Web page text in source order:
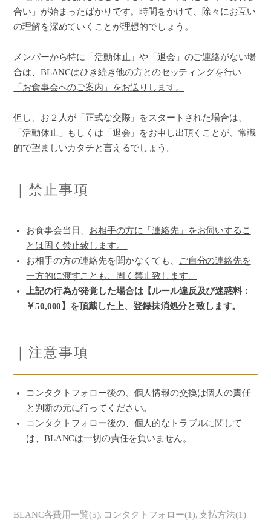
合い」が始まったばかりです。時間をかけて、除々にお互い
の理解を深めていくことが理想的でしょう。
メンバーから特に「活動休止」や「退会」のご連絡がない場
合は、BLANCはひき続き他の方とのセッティングを行い
「お食事会へのご案内」をお送りします。
但し、お２人が「正式な交際」をスタートされた場合は、
「活動休止」もしくは「退会」をお申し出頂くことが、常識
的で望ましいカタチと言えるでしょう。
｜禁止事項
お食事会当日、 お相手の方に「連絡先」をお伺いするこ
とは固く禁止致します。
お相手の方の連絡先を聞かなくても、
ご自分の連絡先を
一方的に渡すことも、固く禁止致します。
上記の行為が発覚した場合は【ルール違反及び迷惑料：
￥50,000】を頂戴した上、登録抹消処分と致します。
｜注意事項
コンタクトフォロー後の、個人情報の交換は個人の責任
と判断の元に行ってください。
コンタクトフォロー後の、個人的なトラブルに関して
は、BLANCは一切の責任を負いません。
BLANC各費用一覧(5) コンタクトフォロー(1) 支払方法(1)